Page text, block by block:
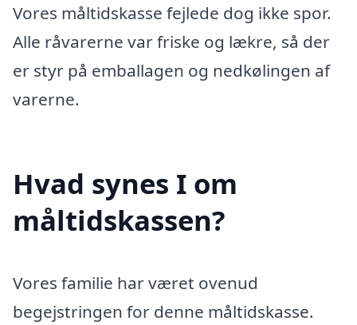
Vores måltidskasse fejlede dog ikke spor.
Alle råvarerne var friske og lækre, så der
er styr på emballagen og nedkølingen af
varerne.
Hvad synes I om
måltidskassen?
Vores familie har været ovenud
begejstringen for denne måltidskasse.